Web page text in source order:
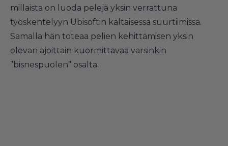
millaista on luoda pelejä yksin verrattuna
työskentelyyn Ubisoftin kaltaisessa suurtiimissä.
Samalla hän toteaa pelien kehittämisen yksin
olevan ajoittain kuormittavaa varsinkin
”bisnespuolen” osalta.